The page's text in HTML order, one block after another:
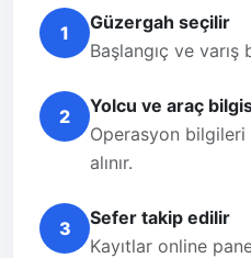
1
Güzergah seçilir
Başlangıç ve
2
Yolcu ve araç
Operasyon bilgileri
alınır.
3
Sefer takip edilir
Kayıtlar online